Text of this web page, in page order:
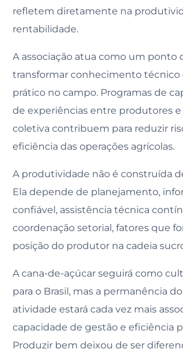
refletem diretamente na
rentabilidade.
A associação atua como um ponto
transformar conhecimento técnico
prático no campo. Programas de
de experiências entre produtores e
coletiva contribuem para reduzir
eficiência das operações agrícolas.
A produtividade não é construída
Ela depende de planejamento,
confiável, assistência técnica
coordenação setorial, fatores que
posição do produtor na cadeia
A cana-de-açúcar seguirá como
para o Brasil, mas a permanência
atividade estará cada vez mais
capacidade de gestão e eficiência
Produzir bem deixou de ser